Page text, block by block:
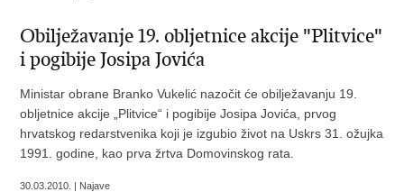
Obilježavanje 19. obljetnice akcije "Plitvice"
i pogibije Josipa Jovića
Ministar obrane Branko Vukelić nazočit će obilježavanju 19.
obljetnice akcije „Plitvice“ i pogibije Josipa Jovića, prvog
hrvatskog redarstvenika koji je izgubio život na Uskrs 31. ožujka
1991. godine, kao prva žrtva Domovinskog rata.
30.03.2010. | Najave